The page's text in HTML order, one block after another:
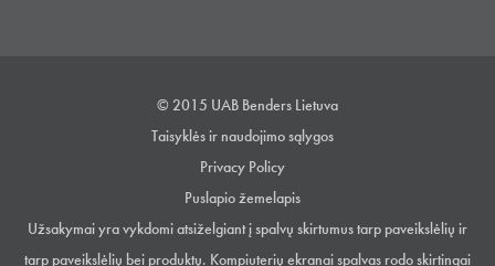
© 2015 UAB Benders Lietuva
Taisyklės ir naudojimo sąlygos
Privacy Policy
Puslapio žemelapis
Užsakymai yra vykdomi atsiželgiant į spalvų skirtumus tarp paveikslėlių ir
tarp paveikslėlių bei produktų. Kompiuterių ekranai spalvas rodo skirtingai